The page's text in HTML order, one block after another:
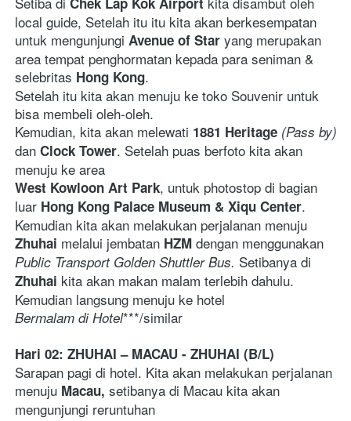
local guide, Setelah itu itu kita akan berkesempatan
untuk mengunjungi Avenue of Star yang merupakan
area tempat penghormatan kepada para seniman &
selebritas Hong Kong.
Setelah itu kita akan menuju ke toko Souvenir untuk
bisa membeli oleh-oleh.
Kemudian, kita akan melewati 1881 Heritage (Pass by)
dan Clock Tower. Setelah puas berfoto kita akan
menuju ke area
West Kowloon Art Park, untuk photostop di bagian
luar Hong Kong Palace Museum & Xiqu Center.
Zhuhai melalui jembatan HZM
Public Transport Golden Shuttler Bus.
Zhuhai kita akan makan malam terlebih dahulu.
Kemudian langsung menuju ke hotel
Bermalam di Hotel***/similar
Hari 02: ZHUHAI – MACAU - ZHUHAI (B/L)
Sarapan pagi di hotel. Kita akan melakukan perjalanan
menuju Macau, setibanya di Macau kita akan
mengunjungi reruntuhan